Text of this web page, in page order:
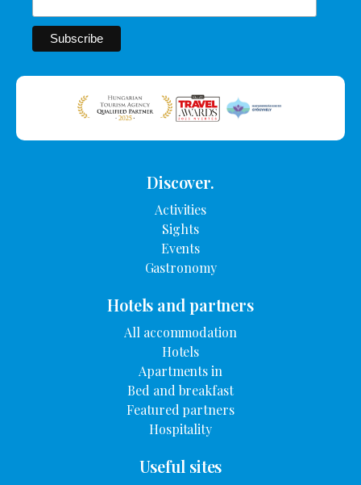
Discover.
Activities
Sights
Events
Gastronomy
Hotels and partners
All accommodation
Hotels
Apartments in
Bed and breakfast
Featured partners
Hospitality
Useful sites